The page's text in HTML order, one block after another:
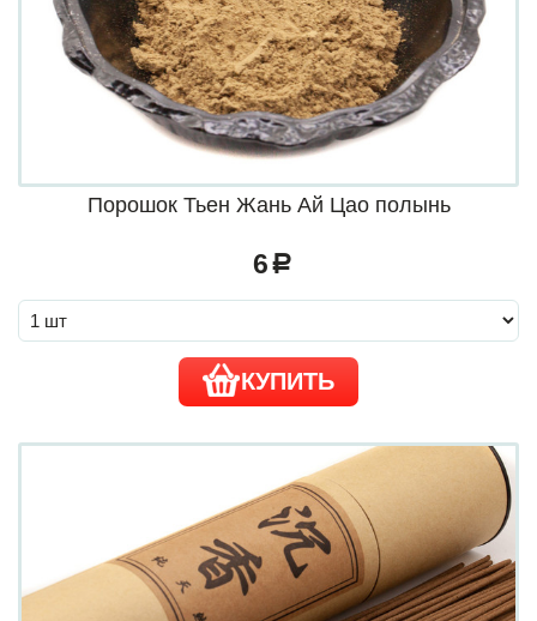
Порошок Тьен Жань Ай Цао полынь
6 a
КУПИТЬ